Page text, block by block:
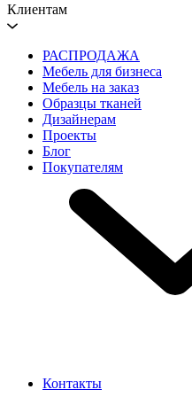
Клиентам
РАСПРОДАЖА
Мебель для бизнеса
Мебель на заказ
Образцы тканей
Дизайнерам
Проекты
Блог
Покупателям
Контакты